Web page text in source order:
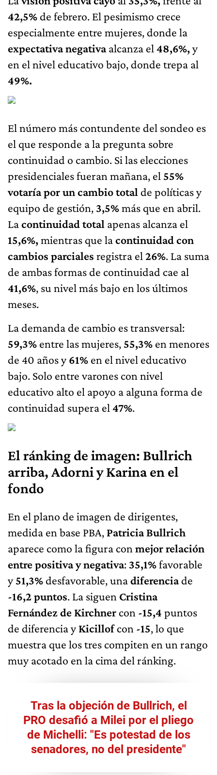
42,5% de febrero. El pesimismo crece
especialmente entre mujeres, donde la
expectativa negativaalcanza el 48,6%,y
en el nivel educativo bajo, donde trepa al
49%.
El número más contundente del sondeo es
el que responde a la pregunta sobre
continuidad o cambio. Si las elecciones
presidenciales fueran mañana, el 55%
votaría por un cambio total de políticas y
equipo de gestión, 3,5%más que en abril.
Lacontinuidad total apenas alcanza el
15,6%,mientras que lacontinuidad con
cambios parciales registra el 26%. La suma
de ambas formas de continuidad cae al
41,6%, su nivel más bajo en los últimos
meses.
La demanda de cambio es transversal:
59,3% entre las mujeres, 55,3% en menores
de 40 años y61% en el nivel educativo
bajo. Solo entre varones con nivel
educativo alto el apoyo a alguna forma de
continuidad supera el 47%.
El ránking de imagen: Bullrich
arriba, Adorni y Karina en el
fondo
En el plano de imagen de dirigentes,
medida en base PBA, Patricia Bullrich
aparece como la figura con mejor relación
entre positiva y negativa: 35,1%favorable
y51,3% desfavorable, unadiferenciade
-16,2 puntos. La siguen Cristina
Fernández de Kirchner con -15,4 puntos
de diferencia yKicillofcon -15, lo que
muestra que los tres compiten en un rango
muy acotado en la cima del ránking.
Tras la objeción de Bullrich, el
PRO desafió a Milei por el pliego
de Michelli: "Es potestad de los
senadores, no del presidente"